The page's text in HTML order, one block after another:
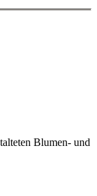
Blumen- und